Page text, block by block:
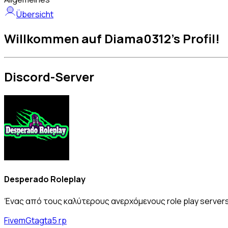
Übersicht
Willkommen auf Diama0312's Profil!
Discord-Server
Desperado Roleplay
Ένας από τους καλύτερους ανερχόμενους role play
FivemGtagta5 rp